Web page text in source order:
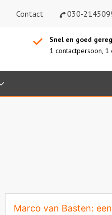
Contact
Snel en goed
1 contactpersoon,
Marco van Basten: